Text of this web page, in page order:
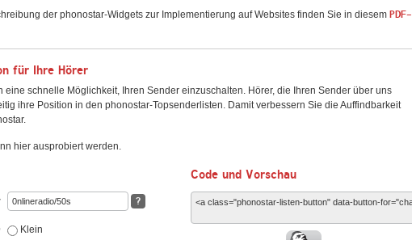
der phonostar-Widgets zur Implementierung auf Websites finden Sie in diesem PDF-
für Ihre Hörer
eine schnelle Möglichkeit, Ihren Sender einzuschalten. Hörer, die Ihren Sender über uns
ihre Position in den phonostar-Topsenderlisten. Damit verbessern Sie die Auffindbarkeit
hier ausprobiert werden.
?
Klein
Code und Vorschau